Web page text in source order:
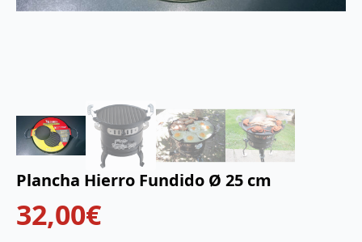
Plancha Hierro Fundido Ø 25 cm
32,00€